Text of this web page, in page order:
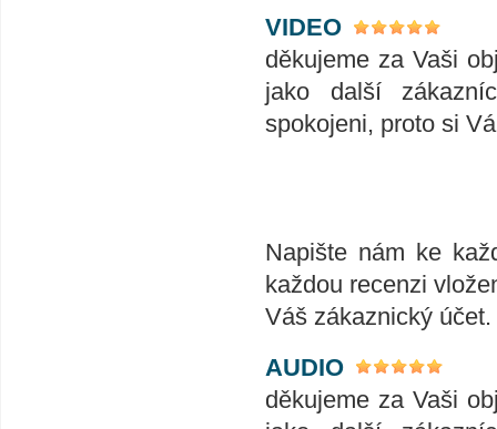
VIDEO
děkujeme za Vaši
jako další
spokojeni, proto si
Napište nám ke
každou recenzi
Váš zákaznický
AUDIO
děkujeme za Vaši